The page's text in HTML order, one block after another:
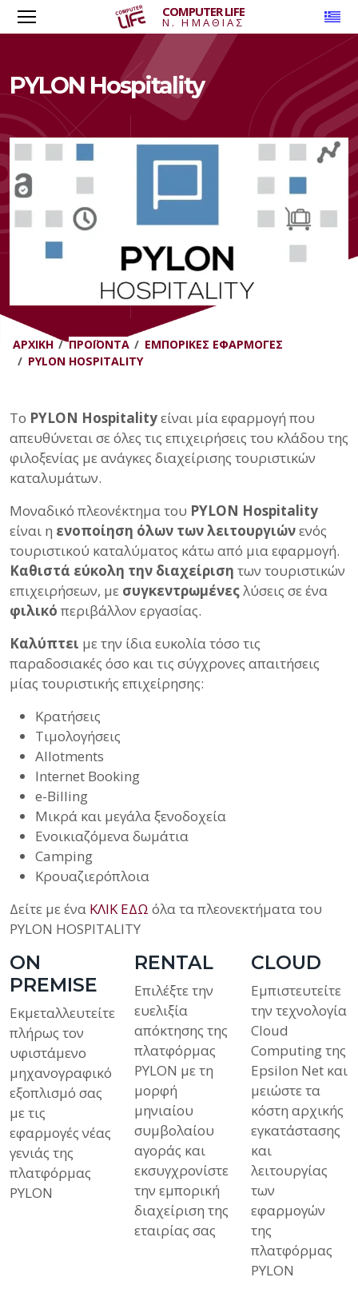
COMPUTER LIFE
Ν. ΗΜΑΘΙΑΣ
PYLON Hospitality
ΑΡΧΙΚΉ ΠΡΟΪΌΝΤΑ
ΕΜΠΟΡΙΚΈΣ ΕΦΑΡΜΟΓΈΣ
PYLON HOSPITALITY
Το PYLON Hospitalityείναι μία εφαρμογή που
απευθύνεται σε όλες τις επιχειρήσεις του κλάδου της
φιλοξενίας με ανάγκες διαχείρισης τουριστικών
καταλυμάτων.
Μοναδικό πλεονέκτημα του PYLON Hospitality
είναι η ενοποίηση όλων των λειτουργιώνενός
τουριστικού καταλύματος κάτω από μια εφαρμογή.
Καθιστά εύκολη την διαχείριση των τουριστικών
επιχειρήσεων, με συγκεντρωμένεςλύσεις σε ένα
φιλικό περιβάλλον εργασίας.
Καλύπτει με την ίδια ευκολία τόσο τις
παραδοσιακές όσο και τις σύγχρονες απαιτήσεις
μίας τουριστικής επιχείρησης:
Κρατήσεις
Τιμολογήσεις
Allotments
Internet Booking
e-Billing
Μικρά και μεγάλα ξενοδοχεία
Ενοικιαζόμενα δωμάτια
Camping
Κρουαζιερόπλοια
Δείτε με ένα ΚΛΙΚ ΕΔΩ όλα τα πλεονεκτήματα του
PYLON HOSPITALITY
ON
PREMISE
Εκμεταλλευτείτε
πλήρως τoν
υφιστάμενο
μηχανογραφικό
εξοπλισμό σας
με τις
εφαρμογές νέας
γενιάς της
πλατφόρμας
PYLON
RENTAL
Επιλέξτε την
ευελιξία
απόκτησης της
πλατφόρμας
PYLON με τη
μορφή
μηνιαίου
συμβολαίου
αγοράς και
εκσυγχρονίστε
την εμπορική
διαχείριση της
εταιρίας σας
CLOUD
Εμπιστευτείτε
την τεχνολογία
Cloud
Computing της
Epsilon Net και
μειώστε τα
κόστη αρχικής
εγκατάστασης
και
λειτουργίας
των
εφαρμογών
της
πλατφόρμας
PYLON